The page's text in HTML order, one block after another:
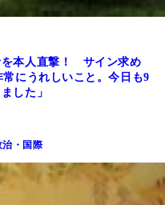
を本人直撃！ サイン求め
にうれしいこと。今日も9
した」
治・国際